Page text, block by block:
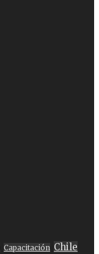
Capacitación Chile